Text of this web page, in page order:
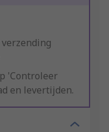
'Controleer
en levertijden.